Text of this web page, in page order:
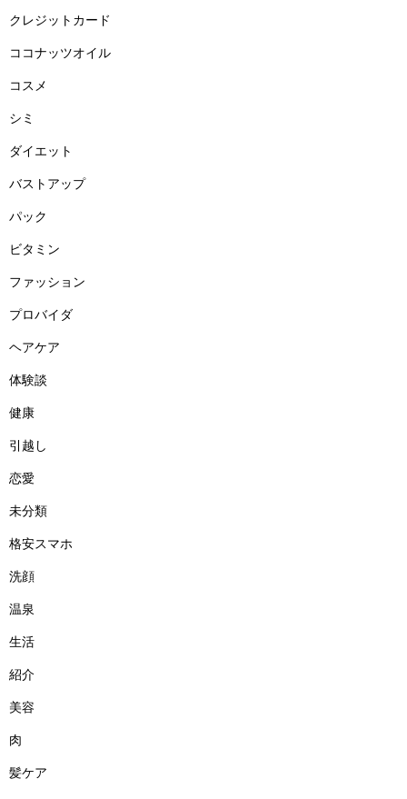
クレジットカード
ココナッツオイル
コスメ
シミ
ダイエット
バストアップ
パック
ビタミン
ファッション
プロバイダ
ヘアケア
体験談
健康
引越し
恋愛
未分類
格安スマホ
洗顔
温泉
生活
紹介
美容
肉
髪ケア